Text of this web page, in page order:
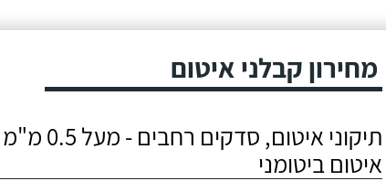
מחירון קבלני איטום
איטום ביטומני